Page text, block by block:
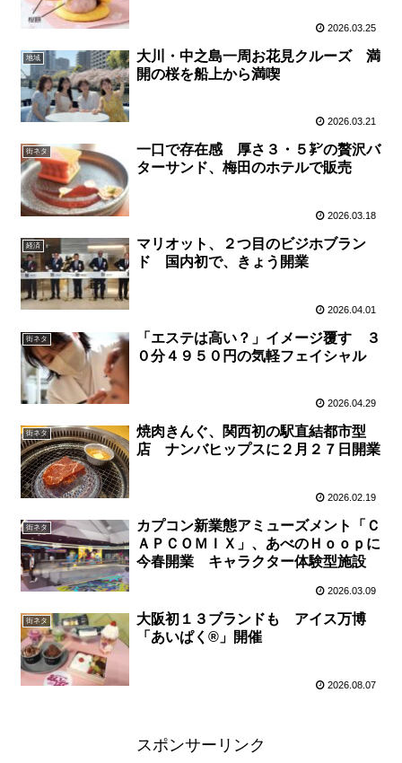
2026.03.25
地域
大川・中之島一周お花見クルーズ 満
開の桜を船上から満喫
2026.03.21
街ネタ
一口で存在感 厚さ３・５㌢の贅沢バ
ターサンド、梅田のホテルで販売
2026.03.18
経済
マリオット、２つ目のビジホブラン
ド 国内初で、きょう開業
2026.04.01
街ネタ
「エステは高い？」イメージ覆す ３
０分４９５０円の気軽フェイシャル
2026.04.29
街ネタ
焼肉きんぐ、関西初の駅直結都市型
店 ナンバヒップスに２月２７日開業
2026.02.19
街ネタ
カプコン新業態アミューズメント「Ｃ
ＡＰＣＯＭＩＸ」、あべのＨｏｏｐに
今春開業 キャラクター体験型施設
2026.03.09
街ネタ
大阪初１３ブランドも アイス万博
「あいぱく®」開催
2026.08.07
スポンサーリンク